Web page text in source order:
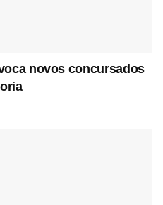
novos concursados